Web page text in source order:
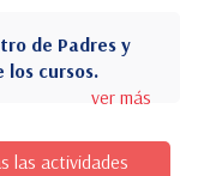
de Padres y
los cursos.
ver más
las actividades